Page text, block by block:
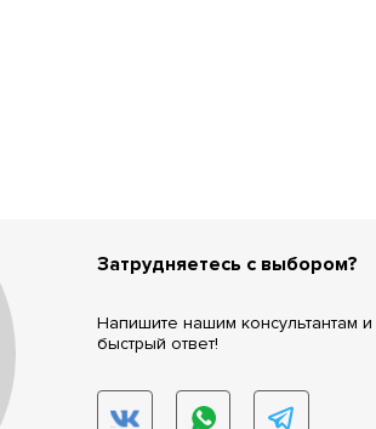
Затрудняетесь с выбором?
Напишите нашим консультантам и
быстрый ответ!